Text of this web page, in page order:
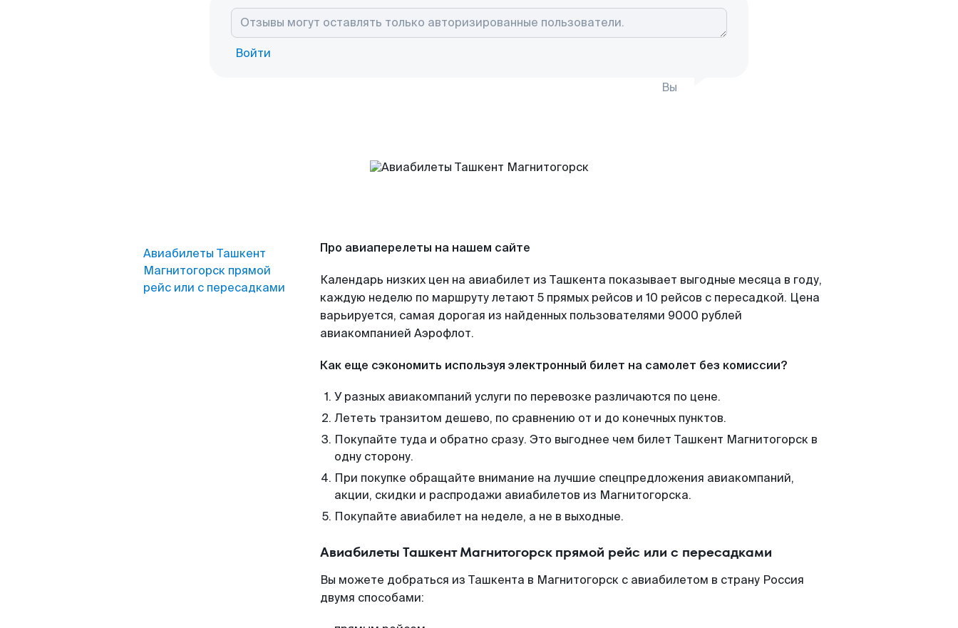
Войти
Вы
Авиабилеты Ташкент
Магнитогорск прямой
рейс или с пересадками
Про авиаперелеты на нашем сайте
Календарь низких цен на авиабилет из Ташкента показывает выгодные месяца в году,
каждую неделю по маршруту летают 5 прямых рейсов и 10 рейсов с пересадкой. Цена
варьируется, самая дорогая из найденных пользователями 9000 рублей
авиакомпанией Аэрофлот.
Как еще сэкономить используя электронный билет на самолет без комиссии?
У разных авиакомпаний услуги по перевозке различаются по цене.
Лететь транзитом дешево, по сравнению от и до конечных пунктов.
Покупайте туда и обратно сразу. Это выгоднее чем билет Ташкент Магнитогорск в
одну сторону.
При покупке обращайте внимание на лучшие спецпредложения авиакомпаний,
акции, скидки и распродажи авиабилетов из Магнитогорска.
Покупайте авиабилет на неделе, а не в выходные.
Авиабилеты Ташкент Магнитогорск прямой рейс или с пересадками
Вы можете добраться из Ташкента в Магнитогорск с авиабилетом в страну Россия
двумя способами: